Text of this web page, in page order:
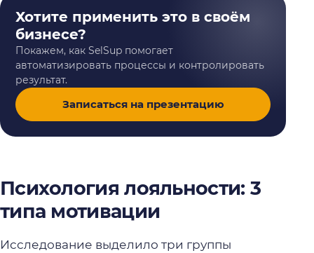
Хотите применить это в своём
бизнесе?
Покажем, как SelSup помогает
автоматизировать процессы и контролировать
результат.
Записаться на презентацию
Психология лояльности: 3
типа мотивации
Исследование выделило три группы